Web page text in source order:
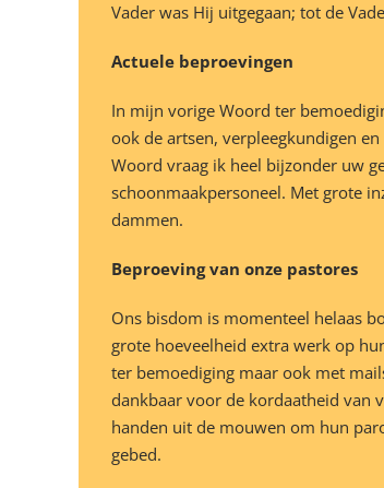
Vader was Hij uitgegaan; tot de
Actuele beproevingen
In mijn vorige Woord ter
ook de artsen, verpleegkundigen
Woord vraag ik heel bijzonder uw
schoonmaakpersoneel. Met grote
dammen.
Beproeving van onze pastores
Ons bisdom is momenteel helaas
grote hoeveelheid extra werk op
ter bemoediging maar ook met
dankbaar voor de kordaatheid van
handen uit de mouwen om hun
gebed.